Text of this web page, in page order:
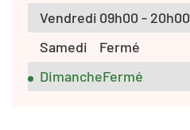
Vendredi 09h00 - 20h00
Samedi
Fermé
DimancheFermé